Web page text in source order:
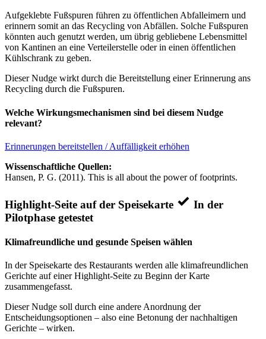
Aufgeklebte Fußspuren führen zu öffentlichen Abfalleimern und
erinnern somit an das Recycling von Abfällen. Solche Fußspuren
könnten auch genutzt werden, um übrig gebliebene Lebensmittel
von Kantinen an eine Verteilerstelle oder in einen öffentlichen
Kühlschrank zu geben.
Dieser Nudge wirkt durch die Bereitstellung einer Erinnerung ans
Recycling durch die Fußspuren.
Welche Wirkungsmechanismen sind bei diesem Nudge
relevant?
Erinnerungen bereitstellen / Auffälligkeit erhöhen
Wissenschaftliche Quellen:
Hansen, P. G. (2011). This is all about the power of footprints.
Highlight-Seite auf der Speisekarte
In der
Pilotphase getestet
Klimafreundliche und gesunde Speisen wählen
In der Speisekarte des Restaurants werden alle klimafreundlichen
Gerichte auf einer Highlight-Seite zu Beginn der Karte
zusammengefasst.
Dieser Nudge soll durch eine andere Anordnung der
Entscheidungsoptionen – also eine Betonung der nachhaltigen
Gerichte – wirken.